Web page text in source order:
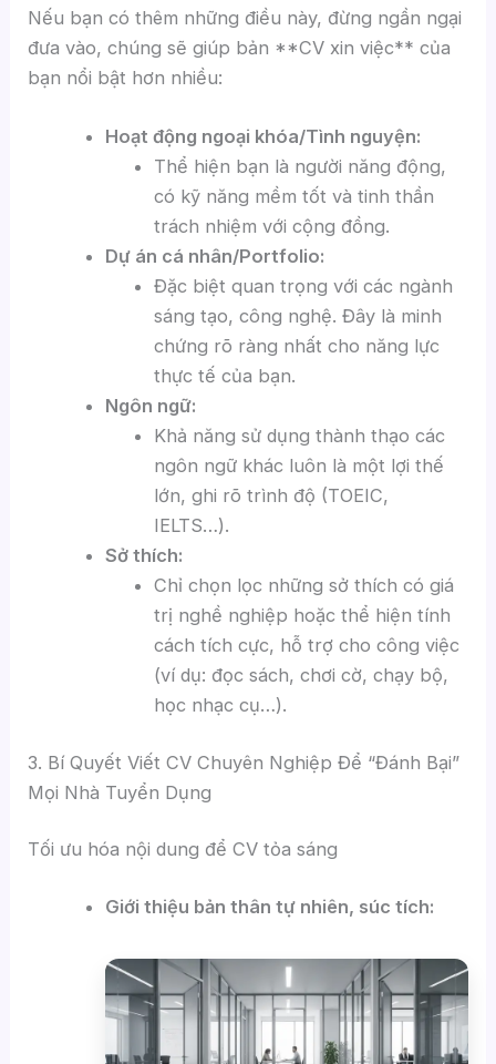
Nếu bạn có thêm những điều này, đừng ngần ngại
đưa vào, chúng sẽ giúp bản **CV xin việc** của
bạn nổi bật hơn nhiều:
Hoạt động ngoại khóa/Tình nguyện:
Thể hiện bạn là người năng động,
có kỹ năng mềm tốt và tinh thần
trách nhiệm với cộng đồng.
Dự án cá nhân/Portfolio:
Đặc biệt quan trọng với các ngành
sáng tạo, công nghệ. Đây là minh
chứng rõ ràng nhất cho năng lực
thực tế của bạn.
Ngôn ngữ:
Khả năng sử dụng thành thạo các
ngôn ngữ khác luôn là một lợi thế
lớn, ghi rõ trình độ (TOEIC,
IELTS…).
Sở thích:
Chỉ chọn lọc những sở thích có giá
trị nghề nghiệp hoặc thể hiện tính
cách tích cực, hỗ trợ cho công việc
(ví dụ: đọc sách, chơi cờ, chạy bộ,
học nhạc cụ…).
3. Bí Quyết Viết CV Chuyên Nghiệp Để “Đánh Bại”
Mọi Nhà Tuyển Dụng
Tối ưu hóa nội dung để CV tỏa sáng
Giới thiệu bản thân tự nhiên, súc tích: